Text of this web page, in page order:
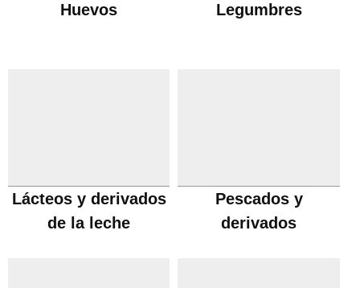
Huevos Legumbres
Lácteos y derivados
de la leche
Pescados y
derivados